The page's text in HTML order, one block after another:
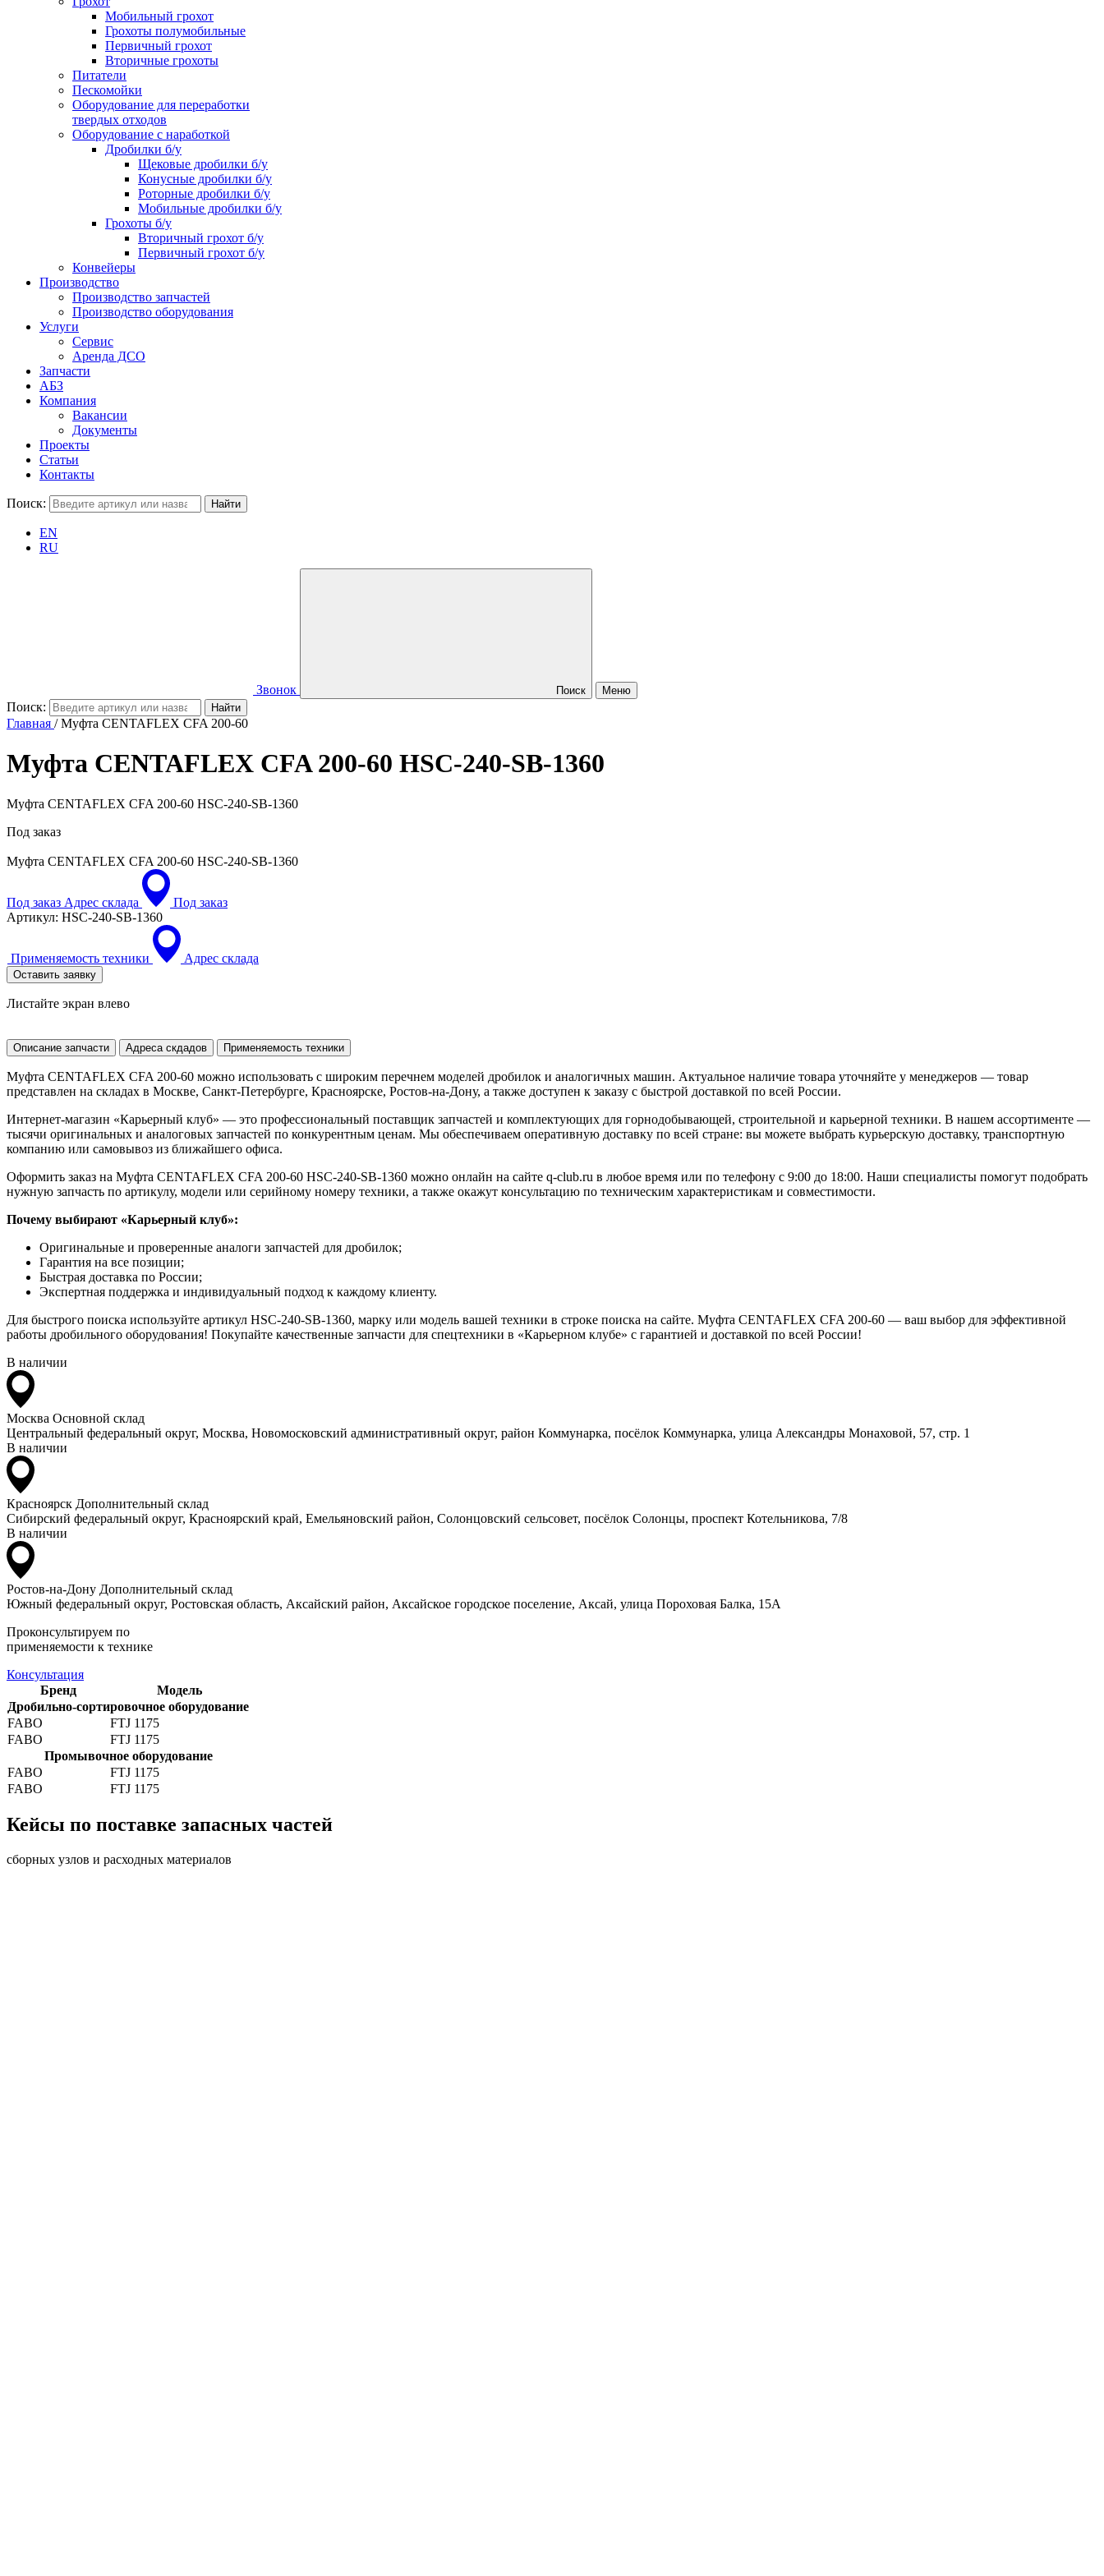
Мобильный грохот
Грохоты полумобильные
Первичный грохот
Вторичные грохоты
Питатели
Пескомойки
Оборудование для переработки
твердых отходов
Оборудование с наработкой
Дробилки б/у
Щековые дробилки б/у
Конусные дробилки б/у
Роторные дробилки б/у
Мобильные дробилки б/у
Грохоты б/у
Вторичный грохот б/у
Первичный грохот б/у
Конвейеры
Производство
Производство запчастей
Производство оборудования
Услуги
Сервис
Аренда ДСО
Запчасти
АБЗ
Компания
Вакансии
Документы
Проекты
Статьи
Контакты
Поиск:
EN
RU
Звонок Поиск Меню
Поиск:
Главная /Муфта CENTAFLEX CFA 200-60
Муфта CENTAFLEX CFA 200-60 HSC-240-SB-1360
Муфта CENTAFLEX CFA 200-60 HSC-240-SB-1360
Под заказ
Муфта CENTAFLEX CFA 200-60 HSC-240-SB-1360
Под заказ Адрес склада
Под заказ
Артикул: HSC-240-SB-1360
Применяемость техники Адрес склада
Оставить заявку
Листайте экран влево
Описание запчасти Адреса скдадов Применяемость техники
Муфта CENTAFLEX CFA 200-60 можно использовать с широким перечнем моделей дробилок и аналогичных машин. Актуальное наличие товара уточняйте у менеджеров — товар
представлен на складах в Москве, Санкт-Петербурге, Красноярске, Ростов-на-Дону, а также доступен к заказу с быстрой доставкой по всей России.
Интернет-магазин «Карьерный клуб» — это профессиональный поставщик запчастей и комплектующих для горнодобывающей, строительной и карьерной техники. В нашем ассортименте —
тысячи оригинальных и аналоговых запчастей по конкурентным ценам. Мы обеспечиваем оперативную доставку по всей стране: вы можете выбрать курьерскую доставку, транспортную
компанию или самовывоз из ближайшего офиса.
Оформить заказ на Муфта CENTAFLEX CFA 200-60 HSC-240-SB-1360 можно онлайн на сайте q-club.ru в любое время или по телефону с 9:00 до 18:00. Наши специалисты помогут подобрать
нужную запчасть по артикулу, модели или серийному номеру техники, а также окажут консультацию по техническим характеристикам и совместимости.
Почему выбирают «Карьерный клуб»:
Оригинальные и проверенные аналоги запчастей для дробилок;
Гарантия на все позиции;
Быстрая доставка по России;
Экспертная поддержка и индивидуальный подход к каждому клиенту.
Для быстрого поиска используйте артикул HSC-240-SB-1360, марку или модель вашей техники в строке поиска на сайте. Муфта CENTAFLEX CFA 200-60 — ваш выбор для эффективной
работы дробильного оборудования! Покупайте качественные запчасти для спецтехники в «Карьерном клубе» с гарантией и доставкой по всей России!
В наличии
Москва Основной склад
Центральный федеральный округ, Москва, Новомосковский административный округ, район Коммунарка, посёлок Коммунарка, улица Александры Монаховой, 57, стр. 1
В наличии
Красноярск Дополнительный склад
Сибирский федеральный округ, Красноярский край, Емельяновский район, Солонцовский сельсовет, посёлок Солонцы, проспект Котельникова, 7/8
В наличии
Ростов-на-Дону Дополнительный склад
Южный федеральный округ, Ростовская область, Аксайский район, Аксайское городское поселение, Аксай, улица Пороховая Балка, 15А
Проконсультируем по
применяемости к технике
Консультация
Бренд
Модель
Дробильно-сортировочное оборудование
FABO
FTJ 1175
FABO
FTJ 1175
Промывочное оборудование
FABO
FTJ 1175
FABO
FTJ 1175
Кейсы по поставке запасных частей
сборных узлов и расходных материалов